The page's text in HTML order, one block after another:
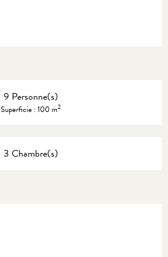
9 Personne(s)
Superficie : 100 m2
3 Chambre(s)